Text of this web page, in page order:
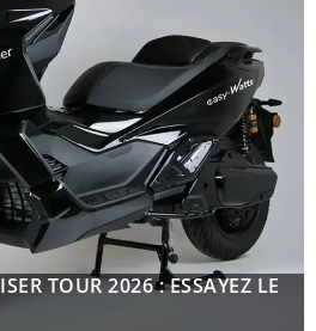
TOUR 2026 : ESSAYEZ LE